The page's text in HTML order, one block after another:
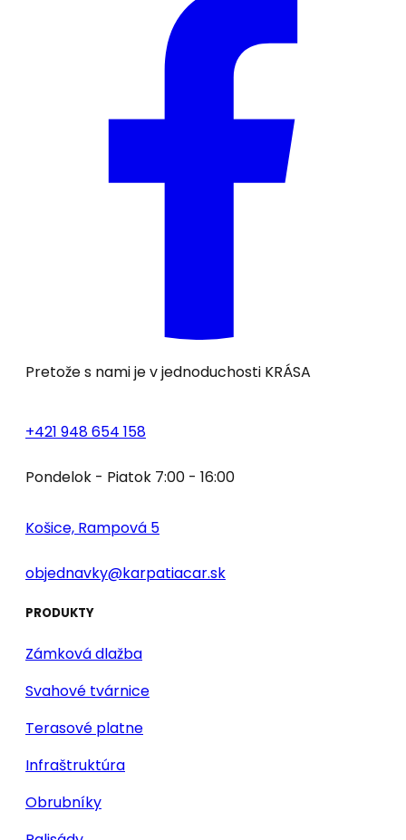
Pretože s nami je v jednoduchosti KRÁSA
+421 948 654 158
Pondelok - Piatok 7:00 - 16:00
Košice, Rampová 5
objednavky@karpatiacar.sk
PRODUKTY
Zámková dlažba
Svahové tvárnice
Terasové platne
Infraštruktúra
Obrubníky